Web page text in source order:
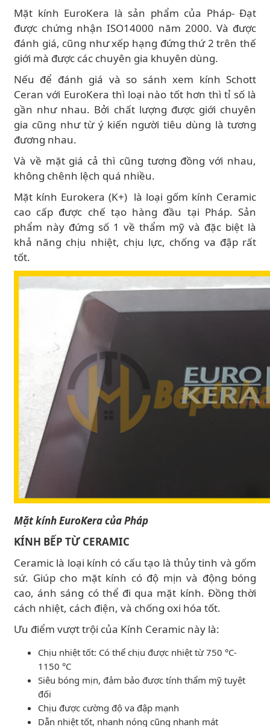
Mặt kính EuroKera là sản phẩm của Pháp- Đạt
được chứng nhận ISO14000 năm 2000. Và được
đánh giá, cũng như xếp hạng đứng thứ 2 trên thế
giới mà được các chuyên gia khuyên dùng.
Nếu để đánh giá và so sánh xem kính Schott
Ceran với EuroKera thì loại nào tốt hơn thì tỉ số là
gần như nhau. Bởi chất lượng được giới chuyên
gia cũng như từ ý kiến người tiêu dùng là tương
đương nhau.
Và về mặt giá cả thì cũng tương đồng với nhau,
không chênh lệch quá nhiều.
Mặt kính Eurokera (K+) là loại gốm kính Ceramic
cao cấp được chế tạo hàng đầu tại Pháp. Sản
phẩm này đứng số 1 về thẩm mỹ và đặc biệt là
khả năng chịu nhiệt, chịu lực, chống va đập rất
tốt.
Mặt kính EuroKera của Pháp
KÍNH BẾP TỪ CERAMIC
Ceramic là loại kính có cấu tạo là thủy tinh và gốm
sứ. Giúp cho mặt kính có độ mịn và động bóng
cao, ánh sáng có thể đi qua mặt kính. Đồng thời
cách nhiệt, cách điện, và chống oxi hóa tốt.
Ưu điểm vượt trội của Kính Ceramic này là:
Chịu nhiệt tốt: Có thể chịu được nhiệt từ 750 °C-
1150 °C
Siêu bóng mịn, đảm bảo được tính thẩm mỹ tuyệt
đối
Chịu được cường độ va đập mạnh
Dẫn nhiệt tốt, nhanh nóng cũng nhanh mát